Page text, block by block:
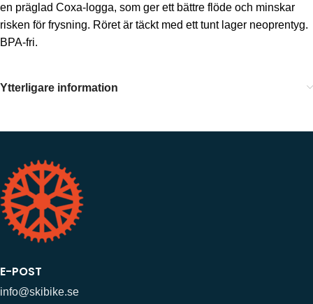
en präglad Coxa-logga, som ger ett bättre flöde och minskar
risken för frysning. Röret är täckt med ett tunt lager neoprentyg.
BPA-fri.
Ytterligare information
E-POST
info@skibike.se